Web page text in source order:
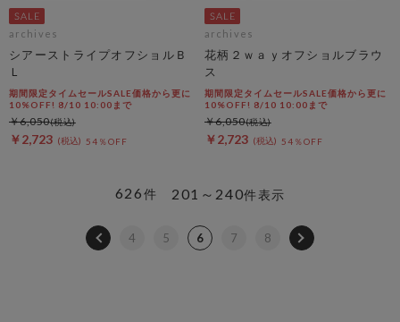
archives
シアーストライプオフショルＢ
Ｌ
期間限定タイムセールSALE価格から更に
10%OFF! 8/10 10:00まで
￥2,723 54％OFF
￥6,050
archives
花柄２ｗａｙオフショルブラウ
ス
期間限定タイムセールSALE価格から更に
10%OFF! 8/10 10:00まで
￥2,723 54％OFF
￥6,050
201～240件表示
626件
4 5 6 7 8